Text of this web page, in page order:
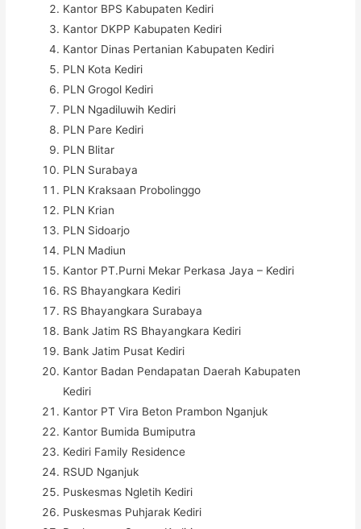
Kantor BPS Kabupaten Kediri
Kantor DKPP Kabupaten Kediri
Kantor Dinas Pertanian Kabupaten Kediri
PLN Kota Kediri
PLN Grogol Kediri
PLN Ngadiluwih Kediri
PLN Pare Kediri
PLN Blitar
PLN Surabaya
PLN Kraksaan Probolinggo
PLN Krian
PLN Sidoarjo
PLN Madiun
Kantor PT.Purni Mekar Perkasa Jaya – Kediri
RS Bhayangkara Kediri
RS Bhayangkara Surabaya
Bank Jatim RS Bhayangkara Kediri
Bank Jatim Pusat Kediri
Kantor Badan Pendapatan Daerah Kabupaten
Kediri
Kantor PT Vira Beton Prambon Nganjuk
Kantor Bumida Bumiputra
Kediri Family Residence
RSUD Nganjuk
Puskesmas Ngletih Kediri
Puskesmas Puhjarak Kediri